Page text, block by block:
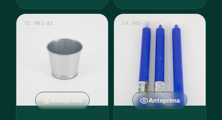
Anteprima
CC 002-02
Anteprima
CA 003-18